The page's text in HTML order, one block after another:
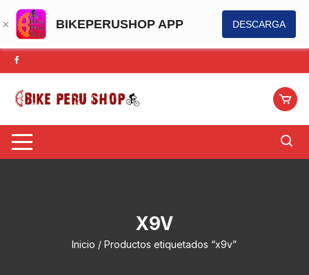
BIKEPERUSHOP APP DESCARGA
Saltar
al
contenido
X9V
Inicio / Productos etiquetados “x9v”